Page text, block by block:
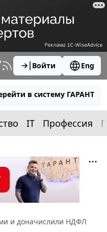
Войти Eng
в систему ГАРАНТ
IT Профессия
и доначислили НДФЛ